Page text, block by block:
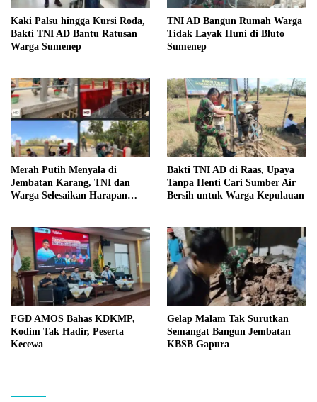
Kaki Palsu hingga Kursi Roda,
Bakti TNI AD Bantu Ratusan
Warga Sumenep
TNI AD Bangun Rumah Warga
Tidak Layak Huni di Bluto
Sumenep
Merah Putih Menyala di
Jembatan Karang, TNI dan
Warga Selesaikan Harapan
Bakti TNI AD di Raas, Upaya
Tanpa Henti Cari Sumber Air
Bersih untuk Warga Kepulauan
FGD AMOS Bahas KDKMP,
Kodim Tak Hadir, Peserta
Kecewa
Gelap Malam Tak Surutkan
Semangat Bangun Jembatan
KBSB Gapura